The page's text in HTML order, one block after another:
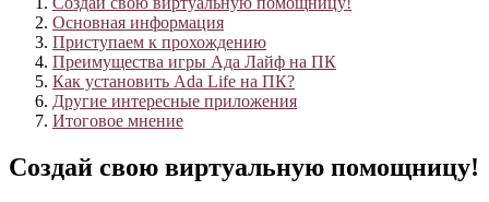
Основная информация
Приступаем к прохождению
Преимущества игры Ада Лайф на ПК
Как установить Ada Life на ПК?
Другие интересные приложения
Итоговое мнение
Создай свою виртуальную помощницу!